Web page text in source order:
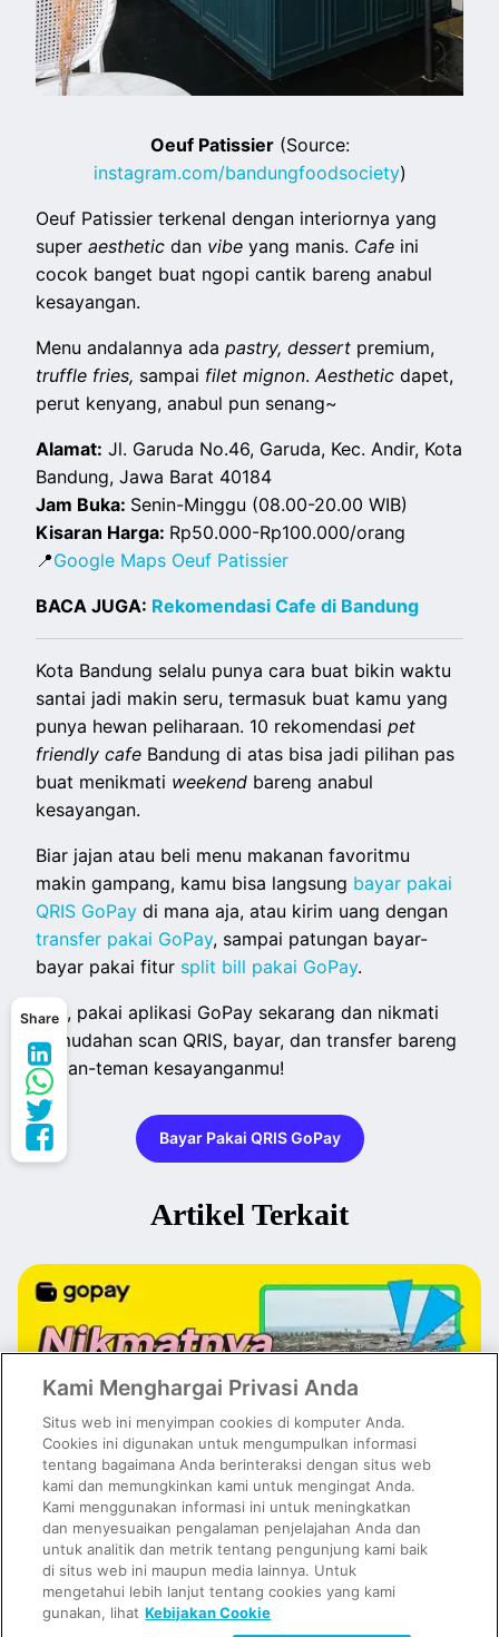
Share
Oeuf Patissier(Source:
instagram.com/bandungfoodsociety)
Oeuf Patissier terkenal dengan interiornya yang
superaestheticdan vibeyang manis. Cafe ini
cocok banget buat ngopi cantik bareng anabul
kesayangan.
Menu andalannya adapastry, dessert premium,
truffle fries, sampai filet mignon.Aestheticdapet,
perut kenyang, anabul pun senang~
Alamat: Jl. Garuda No.46, Garuda, Kec. Andir, Kota
Bandung, Jawa Barat 40184
Jam Buka: Senin-Minggu (08.00-20.00 WIB)
Kisaran Harga: Rp50.000-Rp100.000/orang
📍Google Maps Oeuf Patissier
BACA JUGA: Rekomendasi Cafe di Bandung
Kota Bandung selalu punya cara buat bikin waktu
santai jadi makin seru, termasuk buat kamu yang
punya hewan peliharaan. 10 rekomendasipet
friendly cafe Bandung di atas bisa jadi pilihan pas
buat menikmati weekend bareng anabul
kesayangan.
Biar jajan atau beli menu makanan favoritmu
makin gampang, kamu bisa langsung bayar pakai
QRIS GoPay di mana aja, atau kirim uang dengan
transfer pakai GoPay, sampai patungan bayar-
bayar pakai fitur split bill pakai GoPay.
Yuk, pakai aplikasi GoPay sekarang dan nikmati
kemudahan scan QRIS, bayar, dan transfer bareng
teman-teman kesayanganmu!
Bayar Pakai QRIS GoPay
Artikel Terkait
Kuliner PIK Paling Hits dan Viral di Media Sosial, Wajib Masuk
Wishlist!
Kami Menghargai Privasi Anda
Situs web ini menyimpan cookies di komputer Anda.
Cookies ini digunakan untuk mengumpulkan informasi
tentang bagaimana Anda berinteraksi dengan situs web
kami dan memungkinkan kami untuk mengingat Anda.
Kami menggunakan informasi ini untuk meningkatkan
dan menyesuaikan pengalaman penjelajahan Anda dan
untuk analitik dan metrik tentang pengunjung kami baik
di situs web ini maupun media lainnya. Untuk
mengetahui lebih lanjut tentang cookies yang kami
gunakan, lihat Kebijakan Cookie